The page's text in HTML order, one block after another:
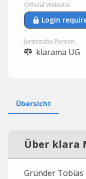
Official Website:
Login
Juristische Person:
klarama UG
Übersicht
Über klara
Gründer Tobias